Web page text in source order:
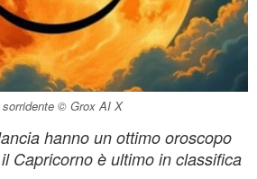
© Grox AI X
hanno un ottimo oroscopo
Capricorno è ultimo in classifica